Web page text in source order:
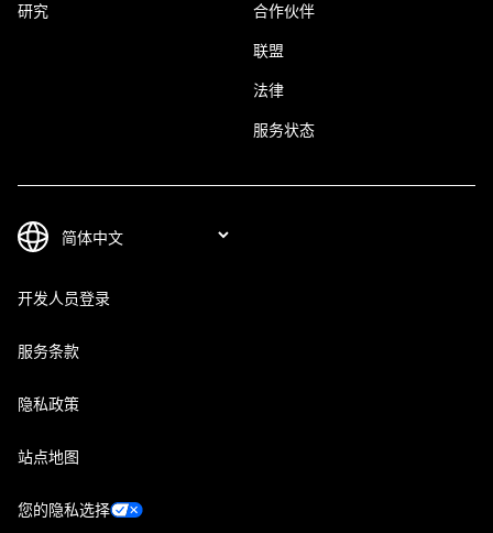
研究 合作伙伴
联盟
法律
服务状态
开发人员登录
服务条款
隐私政策
站点地图
您的隐私选择